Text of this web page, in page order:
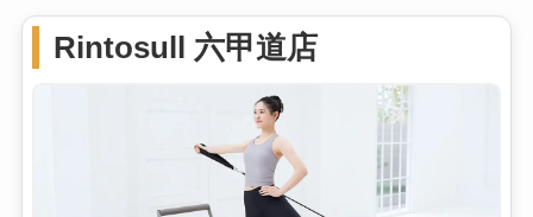
Rintosull 六甲道店